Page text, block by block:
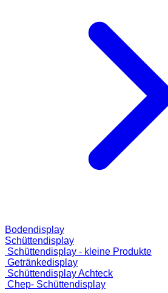
Bodendisplay
Schüttendisplay
Schüttendisplay - kleine Produkte
Getränkedisplay
Schüttendisplay Achteck
Chep- Schüttendisplay